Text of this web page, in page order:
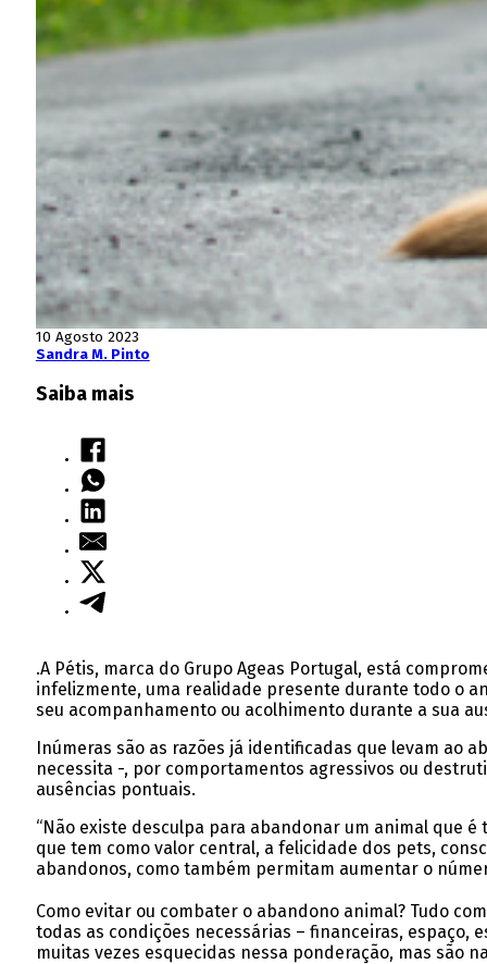
10 Agosto 2023
Sandra M. Pinto
Saiba mais
.A Pétis, marca do Grupo Ageas Portugal, está
infelizmente, uma realidade presente durante todo o
seu acompanhamento ou acolhimento durante a sua
Inúmeras são as razões já identificadas que levam ao
necessita -, por comportamentos agressivos ou
ausências pontuais.
“Não existe desculpa para abandonar um animal que
que tem como valor central, a felicidade dos pets,
abandonos, como também permitam aumentar o
Como evitar ou combater o abandono animal? Tudo
todas as condições necessárias – financeiras,
muitas vezes esquecidas nessa ponderação, mas são